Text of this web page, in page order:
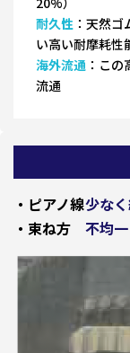
耐久性 ：天然
い高い耐摩耗性
海外流通 ：こ
流通
・ピアノ線少な
・束ね方
不均一